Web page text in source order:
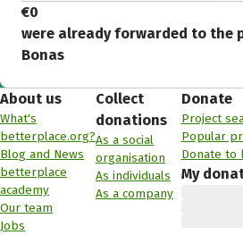
€0
were already forwarded to the
Bonas
About us
What's
betterplace.org?
Blog and News
betterplace
academy
Our team
Jobs
Collect
donations
As a social
organisation
As individuals
As a company
Donate
Project
Popular
Donate to
My